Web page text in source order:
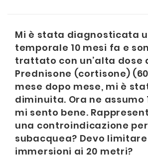
Mi è stata diagnosticata
temporale 10 mesi fa e
trattato con un’alta dose
Prednisone (cortisone)
mese dopo mese, mi è
diminuita. Ora ne assumo
mi sento bene.
una controindicazione
subacquea? Devo
immersioni ai 20 metri?